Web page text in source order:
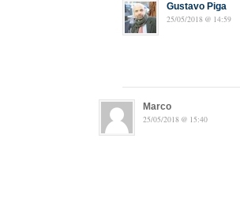
Gustavo Piga
25/05/2018 @ 14:59
Marco
25/05/2018 @ 15:40